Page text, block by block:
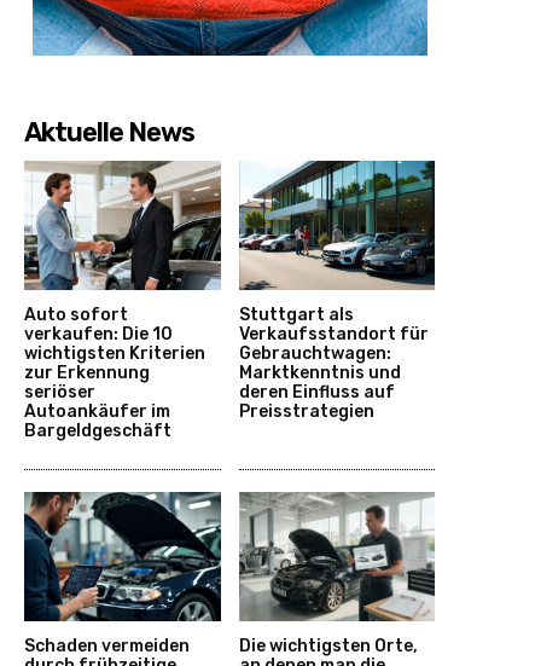
Aktuelle News
Auto sofort
verkaufen: Die 10
wichtigsten Kriterien
zur Erkennung
seriöser
Autoankäufer im
Bargeldgeschäft
Stuttgart als
Verkaufsstandort für
Gebrauchtwagen:
Marktkenntnis und
deren Einfluss auf
Preisstrategien
Schaden vermeiden
Die wichtigsten Orte,